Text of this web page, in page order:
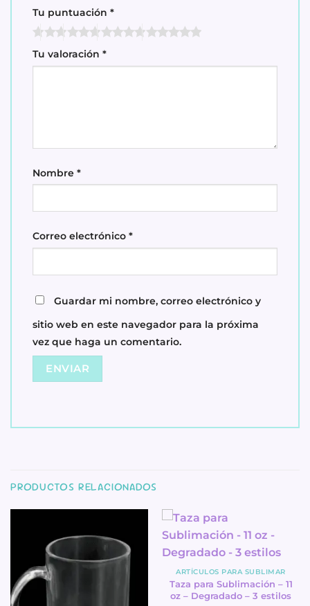
Tu puntuación *
Tu valoración *
Nombre *
Correo electrónico *
Guardar mi nombre, correo electrónico y
sitio web en este navegador para la próxima
vez que haga un comentario.
PRODUCTOS RELACIONADOS
ARTÍCULOS PARA SUBLIMAR
Taza para Sublimación – 11
oz – Degradado – 3 estilos